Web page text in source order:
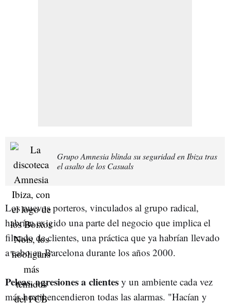
Grupo Amnesia blinda su seguridad en Ibiza tras
el asalto de los Casuals
Los nuevos porteros, vinculados al grupo radical,
habrían exigido una parte del negocio que implica el
filtrado de clientes, una práctica que ya habrían llevado
a cabo en Barcelona durante los años 2000.
Peleas, agresiones a clientes y un ambiente cada vez
más hostil encendieron todas las alarmas. "Hacían y